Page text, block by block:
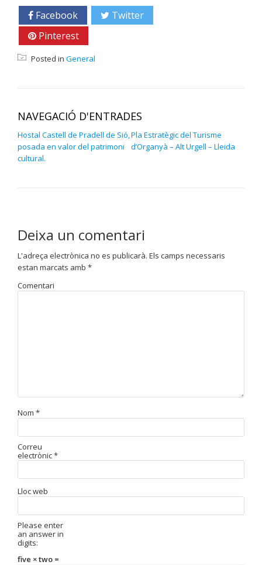
Facebook Twitter
Pinterest
Posted in General
NAVEGACIÓ D'ENTRADES
Hostal Castell de Pradell de Sió,
posada en valor del patrimoni
cultural.
Pla Estratègic del Turisme
d’Organyà – Alt Urgell – Lleida
Deixa un comentari
L'adreça electrònica no es publicarà. Els camps necessaris
estan marcats amb *
Comentari
Nom *
Correu
electrònic*
Lloc web
Please enter
an answer in
digits:
five × two =